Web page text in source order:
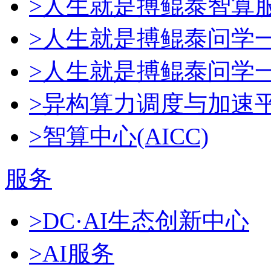
>人生就是搏鲲泰智算
>人生就是搏鲲泰问学
>人生就是搏鲲泰问学
>异构算力调度与加速
>智算中心(AICC)
服务
>DC·AI生态创新中心
>AI服务